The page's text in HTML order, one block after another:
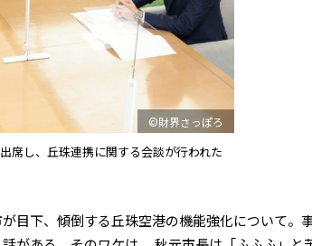
©財界さっぽろ
席し、丘珠連携に関する会談が行われた
目下、傾倒する丘珠空港の機能強化について。